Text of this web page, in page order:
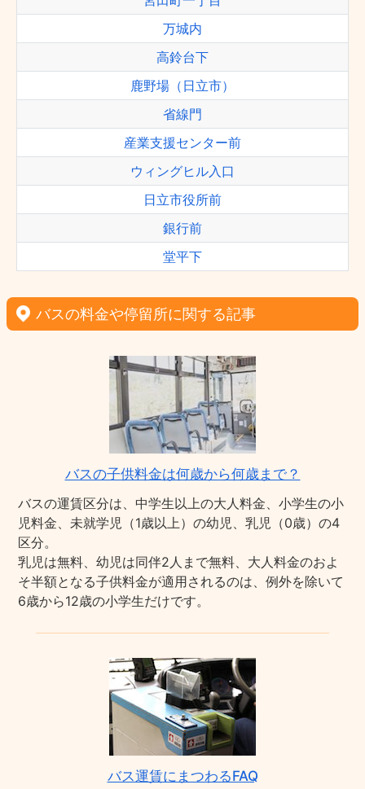
万城内
高鈴台下
鹿野場（日立市）
省線門
産業支援センター前
ウィングヒル入口
日立市役所前
銀行前
堂平下
バスの料金や停留所に関する記事
バスの子供料金は何歳から何歳まで？
バスの運賃区分は、中学生以上の大人料金、小学生の小
児料金、未就学児（1歳以上）の幼児、乳児（0歳）の4
区分。
乳児は無料、幼児は同伴2人まで無料、大人料金のおよ
そ半額となる子供料金が適用されるのは、例外を除いて
6歳から12歳の小学生だけです。
バス運賃にまつわるFAQ